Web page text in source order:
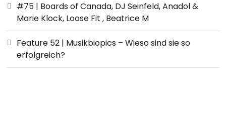
#75 | Boards of Canada, DJ Seinfeld, Anadol &
Marie Klock, Loose Fit , Beatrice M
Feature 52 | Musikbiopics – Wieso sind sie so
erfolgreich?